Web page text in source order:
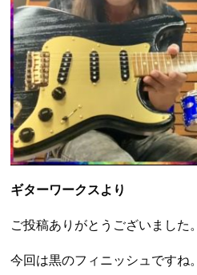
ギターワークスより
ご投稿ありがとうございました。
今回は黒のフィニッシュですね。